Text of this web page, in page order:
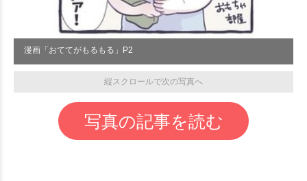
漫画「おててがもるもる」P2
縦スクロールで次の写真へ
写真の記事を読む